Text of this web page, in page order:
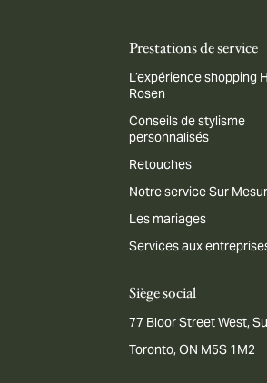
Prestations de service
L’expérience shopping
Rosen
Conseils de stylisme
personnalisés
Retouches
Notre service Sur
Les mariages
Services aux
Siège social
77 Bloor Street West,
Toronto, ON M5S 1M2